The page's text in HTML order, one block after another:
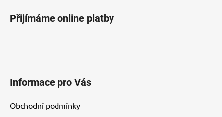
Přijímáme online platby
Informace pro Vás
Obchodní podmínky